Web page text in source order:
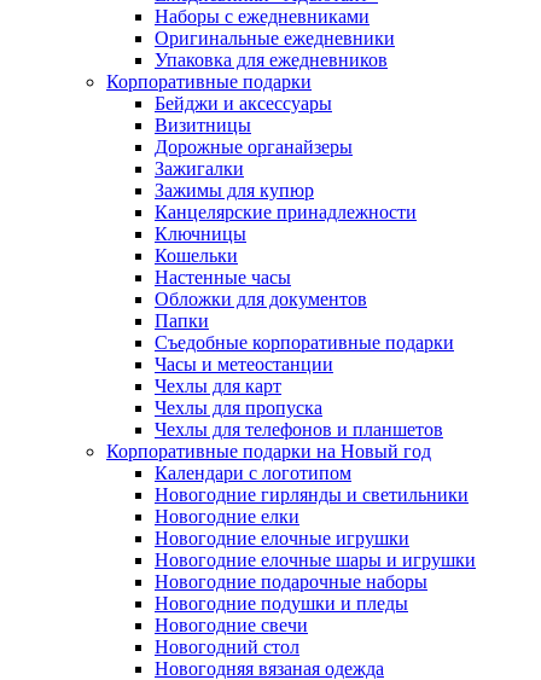
Наборы с ежедневниками
Оригинальные ежедневники
Упаковка для ежедневников
Корпоративные подарки
Бейджи и аксессуары
Визитницы
Дорожные органайзеры
Зажигалки
Зажимы для купюр
Канцелярские принадлежности
Ключницы
Кошельки
Настенные часы
Обложки для документов
Папки
Съедобные корпоративные подарки
Часы и метеостанции
Чехлы для карт
Чехлы для пропуска
Чехлы для телефонов и планшетов
Корпоративные подарки на Новый год
Календари с логотипом
Новогодние гирлянды и светильники
Новогодние елки
Новогодние елочные игрушки
Новогодние елочные шары и игрушки
Новогодние подарочные наборы
Новогодние подушки и пледы
Новогодние свечи
Новогодний стол
Новогодняя вязаная одежда